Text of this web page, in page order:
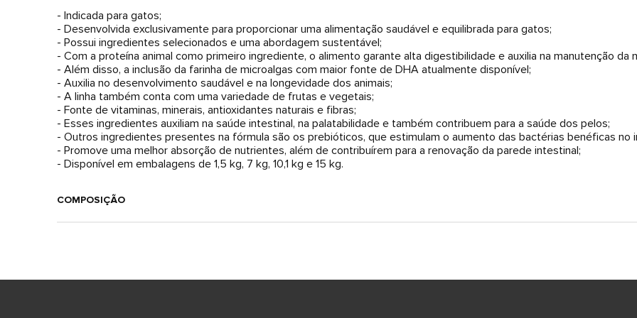
- Indicada para gatos;
- Desenvolvida exclusivamente para proporcionar uma alimentação saudável e equilibrada para gatos;
- Possui ingredientes selecionados e uma abordagem sustentável;
- Com a proteína animal como primeiro ingrediente, o alimento garante alta digestibilidade e auxilia na manutenção da
- Além disso, a inclusão da farinha de microalgas com maior fonte de DHA atualmente disponível;
- Auxilia no desenvolvimento saudável e na longevidade dos animais;
- A linha também conta com uma variedade de frutas e vegetais;
- Fonte de vitaminas, minerais, antioxidantes naturais e fibras;
- Esses ingredientes auxiliam na saúde intestinal, na palatabilidade e também contribuem para a saúde dos pelos;
- Outros ingredientes presentes na fórmula são os prebióticos, que estimulam o aumento das bactérias benéficas no
- Promove uma melhor absorção de nutrientes, além de contribuírem para a renovação da parede intestinal;
- Disponível em embalagens de 1,5 kg, 7 kg, 10,1 kg e 15 kg.
COMPOSIÇÃO